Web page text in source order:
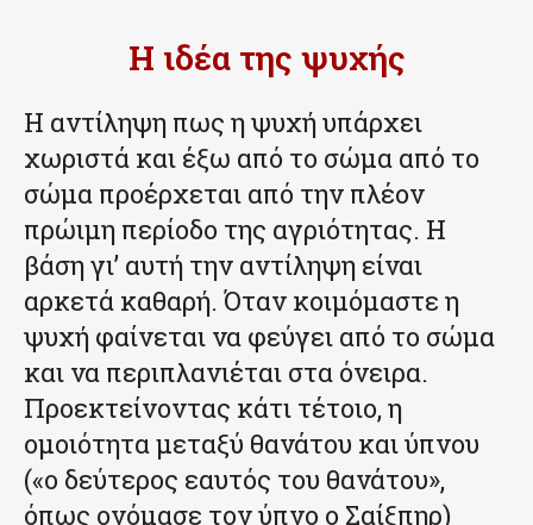
Η ιδέα της ψυχής
Η αντίληψη πως η ψυχή υπάρχει
χωριστά και έξω από το σώμα από το
σώμα προέρχεται από την πλέον
πρώιμη περίοδο της αγριότητας. Η
βάση γι’ αυτή την αντίληψη είναι
αρκετά καθαρή. Όταν κοιμόμαστε η
ψυχή φαίνεται να φεύγει από το σώμα
και να περιπλανιέται στα όνειρα.
Προεκτείνοντας κάτι τέτοιο, η
ομοιότητα μεταξύ θανάτου και ύπνου
(«ο δεύτερος εαυτός του θανάτου»,
όπως ονόμασε τον ύπνο ο Σαίξπηρ)